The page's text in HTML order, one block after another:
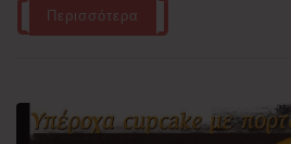
Περισσότερα